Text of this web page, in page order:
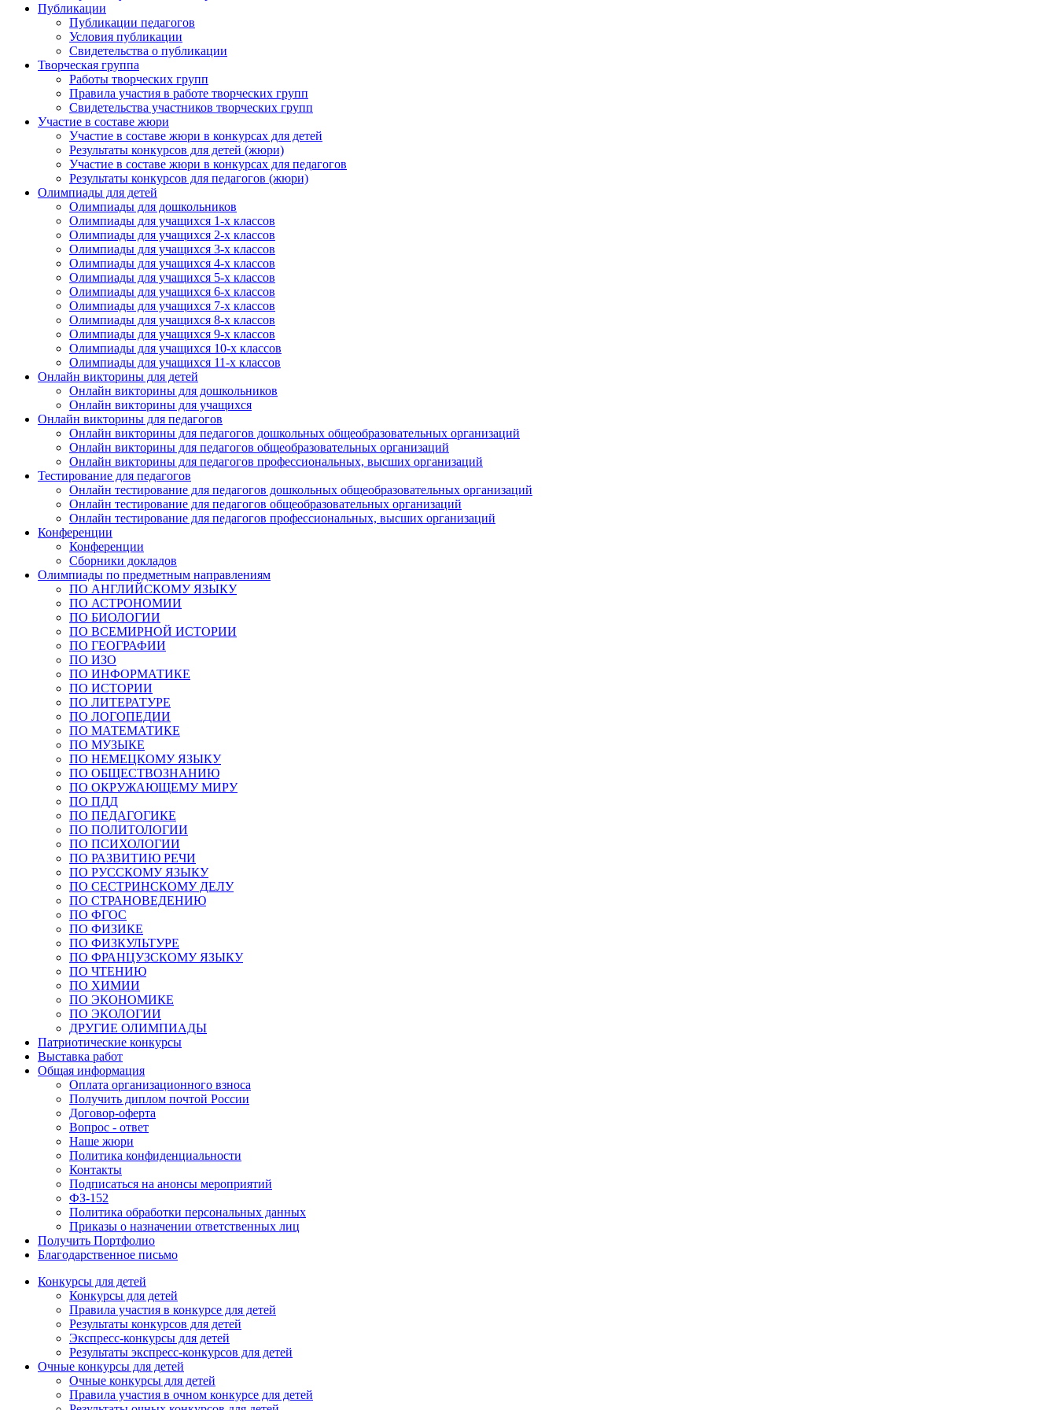
Публикации
Публикации педагогов
Условия публикации
Свидетельства о публикации
Творческая группа
Работы творческих групп
Правила участия в работе творческих групп
Свидетельства участников творческих групп
Участие в составе жюри
Участие в составе жюри в конкурсах для детей
Результаты конкурсов для детей (жюри)
Участие в составе жюри в конкурсах для педагогов
Результаты конкурсов для педагогов (жюри)
Олимпиады для детей
Олимпиады для дошкольников
Олимпиады для учащихся 1-х классов
Олимпиады для учащихся 2-х классов
Олимпиады для учащихся 3-х классов
Олимпиады для учащихся 4-х классов
Олимпиады для учащихся 5-х классов
Олимпиады для учащихся 6-х классов
Олимпиады для учащихся 7-х классов
Олимпиады для учащихся 8-х классов
Олимпиады для учащихся 9-х классов
Олимпиады для учащихся 10-х классов
Олимпиады для учащихся 11-х классов
Онлайн викторины для детей
Онлайн викторины для дошкольников
Онлайн викторины для учащихся
Онлайн викторины для педагогов
Онлайн викторины для педагогов дошкольных общеобразовательных организаций
Онлайн викторины для педагогов общеобразовательных организаций
Онлайн викторины для педагогов профессиональных, высших организаций
Тестирование для педагогов
Онлайн тестирование для педагогов дошкольных общеобразовательных организаций
Онлайн тестирование для педагогов общеобразовательных организаций
Онлайн тестирование для педагогов профессиональных, высших организаций
Конференции
Конференции
Сборники докладов
Олимпиады по предметным направлениям
ПО АНГЛИЙСКОМУ ЯЗЫКУ
ПО АСТРОНОМИИ
ПО БИОЛОГИИ
ПО ВСЕМИРНОЙ ИСТОРИИ
ПО ГЕОГРАФИИ
ПО ИЗО
ПО ИНФОРМАТИКЕ
ПО ИСТОРИИ
ПО ЛИТЕРАТУРЕ
ПО ЛОГОПЕДИИ
ПО МАТЕМАТИКЕ
ПО МУЗЫКЕ
ПО НЕМЕЦКОМУ ЯЗЫКУ
ПО ОБЩЕСТВОЗНАНИЮ
ПО ОКРУЖАЮЩЕМУ МИРУ
ПО ПДД
ПО ПЕДАГОГИКЕ
ПО ПОЛИТОЛОГИИ
ПО ПСИХОЛОГИИ
ПО РАЗВИТИЮ РЕЧИ
ПО РУССКОМУ ЯЗЫКУ
ПО СЕСТРИНСКОМУ ДЕЛУ
ПО СТРАНОВЕДЕНИЮ
ПО ФГОС
ПО ФИЗИКЕ
ПО ФИЗКУЛЬТУРЕ
ПО ФРАНЦУЗСКОМУ ЯЗЫКУ
ПО ЧТЕНИЮ
ПО ХИМИИ
ПО ЭКОНОМИКЕ
ПО ЭКОЛОГИИ
ДРУГИЕ ОЛИМПИАДЫ
Патриотические конкурсы
Выставка работ
Общая информация
Оплата организационного взноса
Получить диплом почтой России
Договор-оферта
Вопрос - ответ
Наше жюри
Политика конфиденциальности
Контакты
Подписаться на анонсы мероприятий
ФЗ-152
Политика обработки персональных данных
Приказы о назначении ответственных лиц
Получить Портфолио
Благодарственное письмо
Конкурсы для детей
Конкурсы для детей
Правила участия в конкурсе для детей
Результаты конкурсов для детей
Экспресс-конкурсы для детей
Результаты экспресс-конкурсов для детей
Очные конкурсы для детей
Очные конкурсы для детей
Правила участия в очном конкурсе для детей